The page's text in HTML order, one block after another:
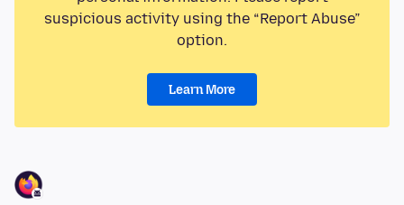
suspicious activity using the “Report Abuse”
option.
Learn More